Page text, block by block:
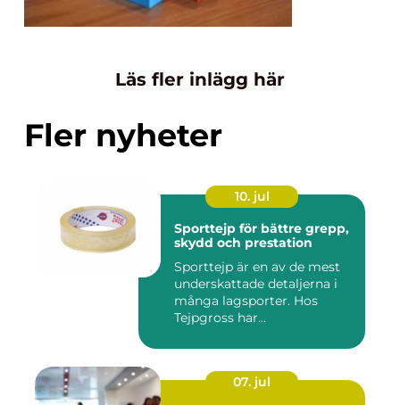
Läs fler inlägg här
Fler nyheter
10. jul
Sporttejp för bättre grepp,
skydd och prestation
Sporttejp är en av de mest
underskattade detaljerna i
många lagsporter. Hos
Tejpgross har...
07. jul